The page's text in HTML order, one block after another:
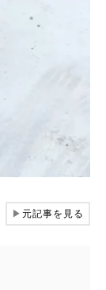
▶元記事を見る